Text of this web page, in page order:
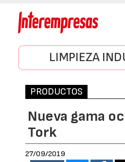
LIMPIEZA
PRODUCTOS
Nueva gama
Tork
27/09/2019